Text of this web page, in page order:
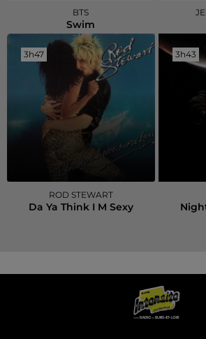
BTS
Swim
3h47
3h47
ROD STEWART
Da Ya Think I M Sexy
3h43
3h43